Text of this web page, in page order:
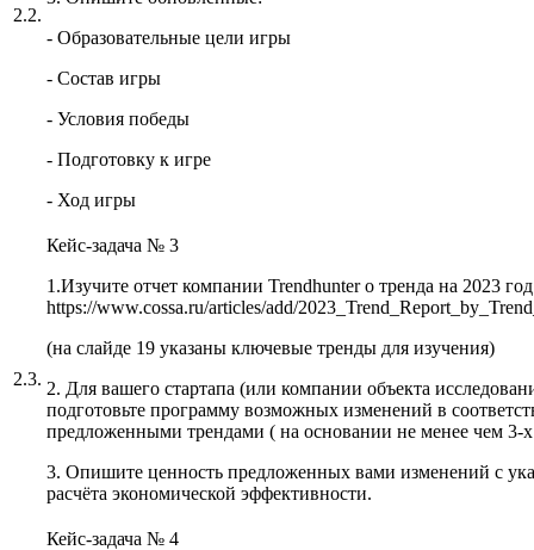
2.2.
- Образовательные цели игры
- Состав игры
- Условия победы
- Подготовку к игре
- Ход игры
2.3.
Кейс-задача № 3
1.Изучите отчет компании Trendhunter о тренда на 2023 год
https://www.cossa.ru/articles/add/
(на слайде 19 указаны ключевые тренды для изучения)
2. Для вашего стартапа (или компании объекта
подготовьте программу возможных изменений в
предложенными трендами ( на основании не менее чем 3-
3. Опишите ценность предложенных вами изменений с
расчёта экономической эффективности.
Кейс-задача № 4